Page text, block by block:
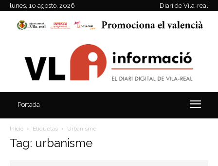
lunes, 10 agosto, 2026 Diari de Vila-real
Portada
Inicio Etiquetas Urbanisme
Tag: urbanisme